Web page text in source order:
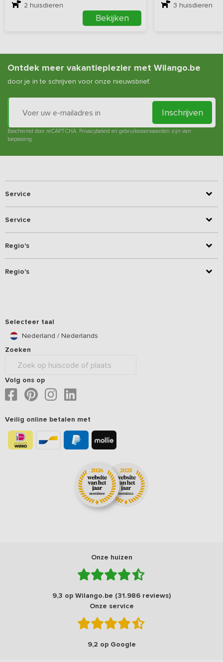
2 huisdieren
Bekijken
3 huisdieren
Ontdek meer vakantieplezier met Wilango.be
door je in te schrijven voor onze nieuwsbrief.
Inschrijven
Beschermd door reCAPTCHA. Privacybeleid en gebruiksvoorwaarden zijn van
toepassing.
Service
Service
Regio's
Regio's
Selecteer taal
Nederland / Nederlands
Zoeken
Volg ons op
Veilig online betalen met
Onze huizen
9,3 op Wilango.be (31.986 reviews)
Onze service
9,2 op Google